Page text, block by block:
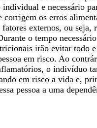
e necessário
corrigem os erros
externos, ou
o tempo
irão evitar todo
em risco. Ao
o indivíduo
em risco a vida e,
pessoa a uma